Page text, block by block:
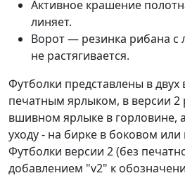
Активное крашение
линяет.
Ворот — резинка рибана с
не растягивается.
Футболки представлены в
печатным ярлыком, в версии 2
вшивном ярлыке в горловине,
уходу - на бирке в боковом
Футболки версии 2 (без
добавлением "v2" к